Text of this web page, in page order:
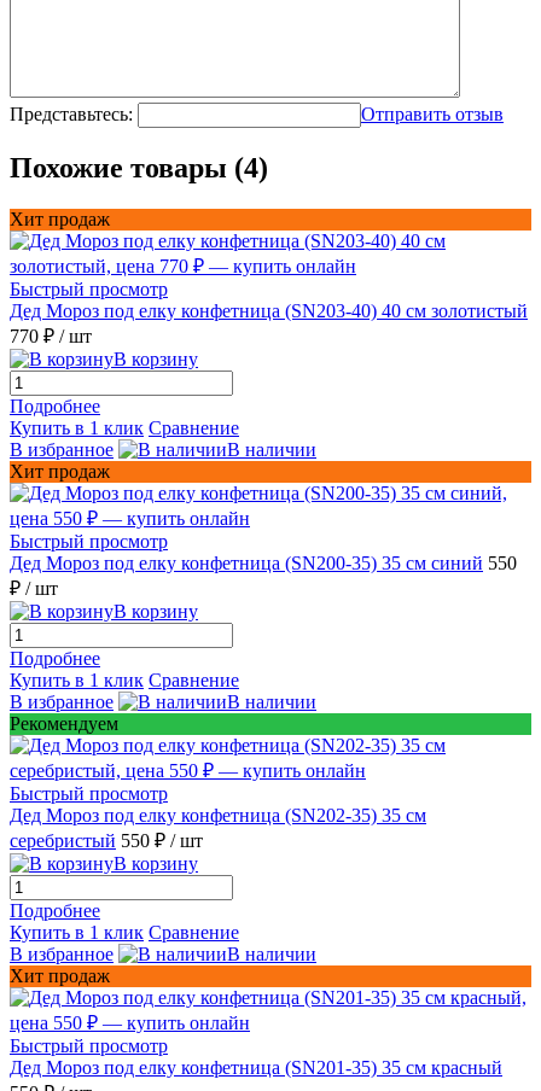
Представьтесь: Отправить отзыв
Похожие товары (4)
Хит продаж
Быстрый просмотр
Дед Мороз под елку конфетница (SN203-40) 40 см золотистый
770 ₽ / шт
В корзину
Подробнее
Купить в 1 клик Сравнение
В избранное
В наличии
Хит продаж
Быстрый просмотр
Дед Мороз под елку конфетница (SN200-35) 35 см синий 550
₽ / шт
В корзину
Подробнее
Купить в 1 клик Сравнение
В избранное
В наличии
Рекомендуем
Быстрый просмотр
Дед Мороз под елку конфетница (SN202-35) 35 см
серебристый 550 ₽ / шт
В корзину
Подробнее
Купить в 1 клик Сравнение
В избранное
В наличии
Хит продаж
Быстрый просмотр
Дед Мороз под елку конфетница (SN201-35) 35 см красный